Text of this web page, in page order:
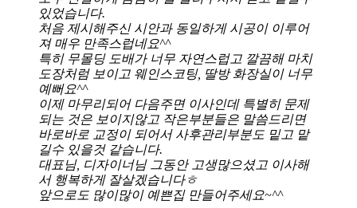
있었습니다.
처음 제시해주신 시안과 동일하게 시공이 이루어
져 매우 만족스럽네요^^
특히 무몰딩 도배가 너무 자연스럽고 깔끔해 마치
도장처럼 보이고 웨인스코팅, 딸방 화장실이 너무
예뻐요^^
이제 마무리되어 다음주면 이사인데 특별히 문제
되는 것은 보이지않고 작은부분들은 말씀드리면
바로바로 교정이 되어서 사후관리부분도 밑고 맡
길수 있을것 같습니다.
대표님, 디자이너님 그동안 고생많으셨고 이사해
서 행복하게 잘살겠습니다ㅎ
앞으로도 많이많이 예쁜집 만들어주세요~^^